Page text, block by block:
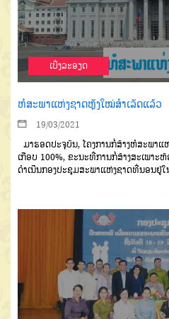
ເບີ່ງລະອຽດ
ຫໍສະພາແຫ່ງຊາດຫຼັງໃໝ່ສຳເລັດແລ້ວ
19/03/2021
ມາຮອດປະຈຸບັນ, ໂຄງການກໍ່ສ້າງຫໍສະພາແ
ເກືອບ 100%, ຂະນະທີ່ການກໍ່ສ້າງສະເພາະ
ດຳເນີນກອງປະຊຸມສະພາແຫ່ງຊາດທີ່ນອນຢູ່ໃ